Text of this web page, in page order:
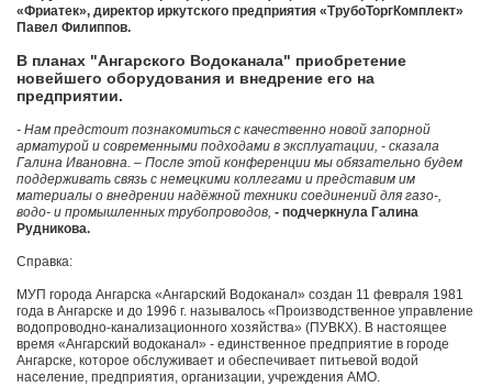
«Фриатек», директор иркутского предприятия «ТрубоТоргКомплект»
Павел Филиппов.
В планах "Ангарского Водоканала" приобретение
новейшего оборудования и внедрение его на
предприятии.
- Нам предстоит познакомиться с качественно новой запорной
арматурой и современными подходами в эксплуатации, - сказала
Галина Ивановна. – После этой конференции мы обязательно будем
поддерживать связь с немецкими коллегами и представим им
материалы о внедрении надёжной техники соединений для газо-,
водо- и промышленных трубопроводов, - подчеркнула Галина
Рудникова.
Справка:
МУП города Ангарска «Ангарский Водоканал» создан 11 февраля 1981
года в Ангарске и до 1996 г. называлось «Производственное управление
водопроводно-канализационного хозяйства» (ПУВКХ). В настоящее
время «Ангарский водоканал» - единственное предприятие в городе
Ангарске, которое обслуживает и обеспечивает питьевой водой
население, предприятия, организации, учреждения АМО.